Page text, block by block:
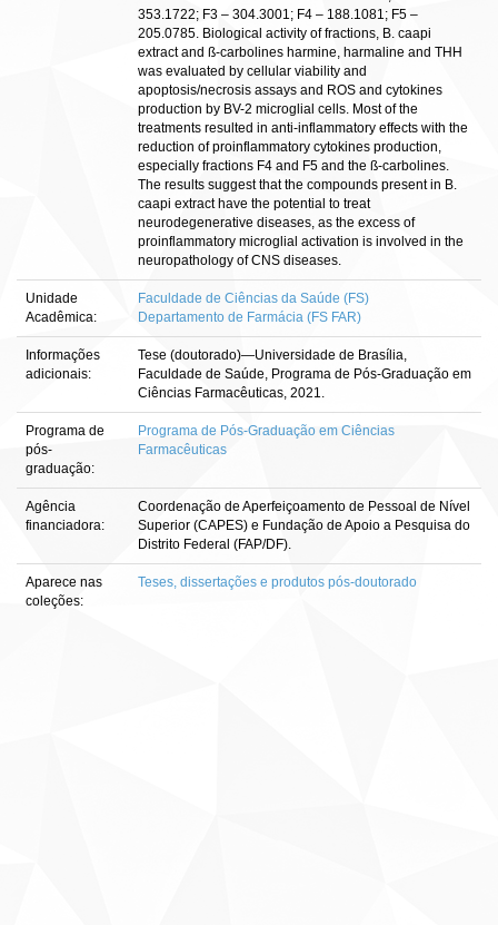
353.1722; F3 – 304.3001; F4 – 188.1081; F5 –
205.0785. Biological activity of fractions, B. caapi
extract and ß-carbolines harmine, harmaline and THH
was evaluated by cellular viability and
apoptosis/necrosis assays and ROS and cytokines
production by BV-2 microglial cells. Most of the
treatments resulted in anti-inflammatory effects with the
reduction of proinflammatory cytokines production,
especially fractions F4 and F5 and the ß-carbolines.
The results suggest that the compounds present in B.
caapi extract have the potential to treat
neurodegenerative diseases, as the excess of
proinflammatory microglial activation is involved in the
neuropathology of CNS diseases.
Unidade
Acadêmica:
Faculdade de Ciências da Saúde (FS)
Departamento de Farmácia (FS FAR)
Informações
adicionais:
Tese (doutorado)—Universidade de Brasília,
Faculdade de Saúde, Programa de Pós-Graduação em
Ciências Farmacêuticas, 2021.
Programa de
pós-
graduação:
Programa de Pós-Graduação em Ciências
Farmacêuticas
Agência
financiadora:
Coordenação de Aperfeiçoamento de Pessoal de Nível
Superior (CAPES) e Fundação de Apoio a Pesquisa do
Distrito Federal (FAP/DF).
Aparece nas
coleções:
Teses, dissertações e produtos pós-doutorado